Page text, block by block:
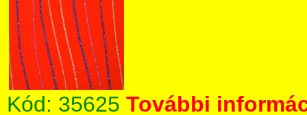
Kód: 35625 További